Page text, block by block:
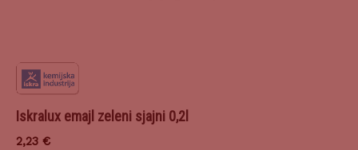
Iskralux emajl zeleni sjajni 0,2l
2,23 €